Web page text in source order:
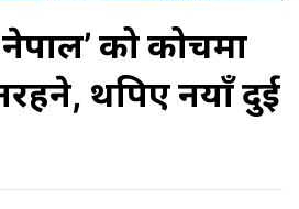
को कोचमा
नरहने, थपिए नयाँ दुई